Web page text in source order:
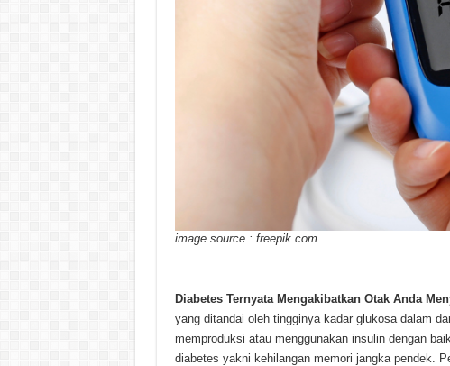
image source : freepik.com
Diabetes Ternyata Mengakibatkan Otak Anda
yang ditandai oleh tingginya kadar glukosa dalam
memproduksi atau menggunakan insulin dengan
diabetes yakni kehilangan memori jangka pendek.